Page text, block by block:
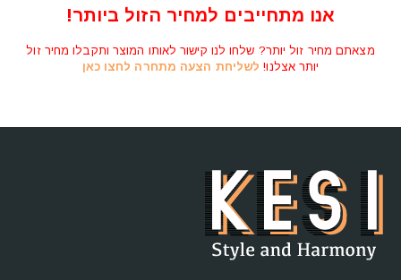
אנו מתחייבים למחיר הזול ביותר!
מצאתם מחיר זול יותר? שלחו לנו קישור לאותו המוצר ותקבלו מחיר זול
יותר אצלנו! לשליחת הצעה מתחרה לחצו כאן